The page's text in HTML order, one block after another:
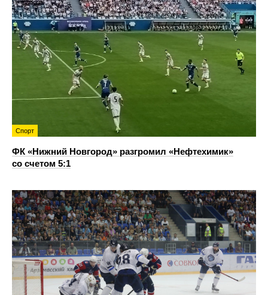
Спорт
ФК «Нижний Новгород» разгромил «Нефтехимик»
со счетом 5:1